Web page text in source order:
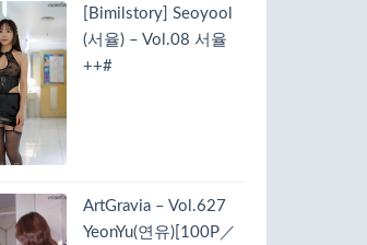
[Bimilstory] Seoyool
(서율) – Vol.08 서율
++#
ArtGravia – Vol.627
YeonYu(연유)[100P／